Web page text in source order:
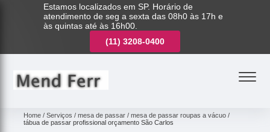
Estamos localizados em SP. Horário de
atendimento de seg a sexta das 08h0 às 17h e
às quintas até às 16h00.
(11) 3208-0400
Home Serviços mesa de passar
mesa de passar roupas a vácuo
tábua de passar profissional orçamento São Carlos